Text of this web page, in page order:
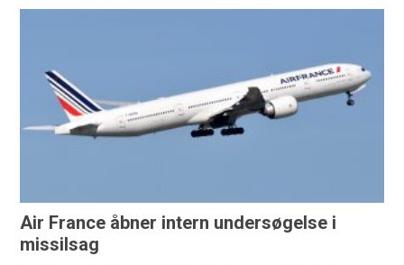
Air France åbner intern undersøgelse i
missilsag